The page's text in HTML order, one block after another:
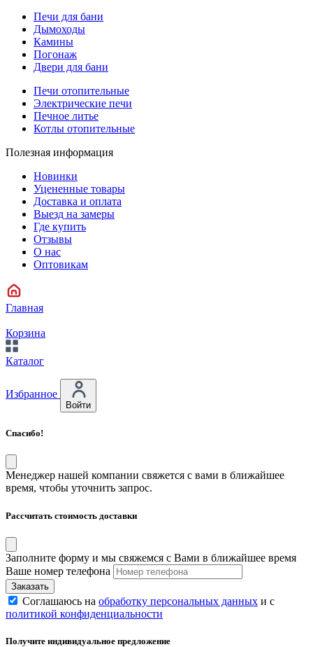
Печи для бани
Дымоходы
Камины
Погонаж
Двери для бани
Печи отопительные
Электрические печи
Печное литье
Котлы отопительные
Полезная информация
Новинки
Уцененные товары
Доставка и оплата
Выезд на замеры
Где купить
Отзывы
О нас
Оптовикам
Главная
Корзина
Каталог
Избранное
Войти
Спасибо!
Менеджер нашей компании свяжется с вами в ближайшее
время, чтобы уточнить запрос.
Рассчитать стоимость доставки
Заполните форму и мы свяжемся с Вами в ближайшее время
Ваше номер телефона
Соглашаюсь на обработку персональных данных и с
политикой конфиденциальности
Получите индивидуальное предложение